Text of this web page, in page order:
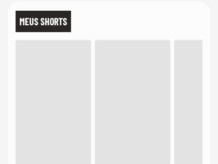
MEUS SHORTS